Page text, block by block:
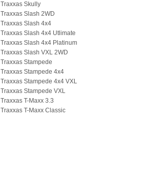
Traxxas Skully
Traxxas Slash 2WD
Traxxas Slash 4x4
Traxxas Slash 4x4 Utlimate
Traxxas Slash 4x4 Platinum
Traxxas Slash VXL 2WD
Traxxas Stampede
Traxxas Stampede 4x4
Traxxas Stampede 4x4 VXL
Traxxas Stampede VXL
Traxxas T-Maxx 3.3
Traxxas T-Maxx Classic